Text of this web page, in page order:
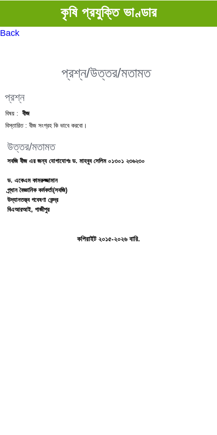
কৃষি প্রযুক্তি ভাণ্ডার
Back
প্রশ্ন/উত্তর/মতামত
প্রশ্ন
বিষয় :
বীজ
বিস্তারিত : বীজ সংগ্রহ কি ভাবে করবো।
উত্তর/মতামত
সবজি বীজ এর জন্য যোগাযোগঃ ড. মাহবুব সেলিম ০১৩০১ ২৩৬২৩০
ড. একেএম কামরুজ্জামান
প্র্ধান বৈজ্ঞানিক কর্মকর্তা(সবজি)
উদ্যানতত্ত্ব গবেষণা কেন্দ্র
বিএআরআই, গাজীপুর
কপিরাইট ২০১৫-২০২৬ বারি.